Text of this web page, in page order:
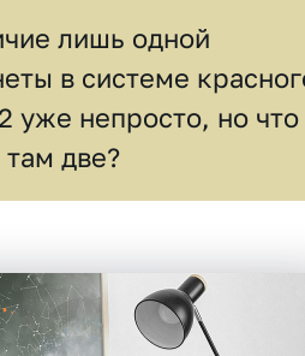
лишь одной
в системе
уже непросто, но что
две?